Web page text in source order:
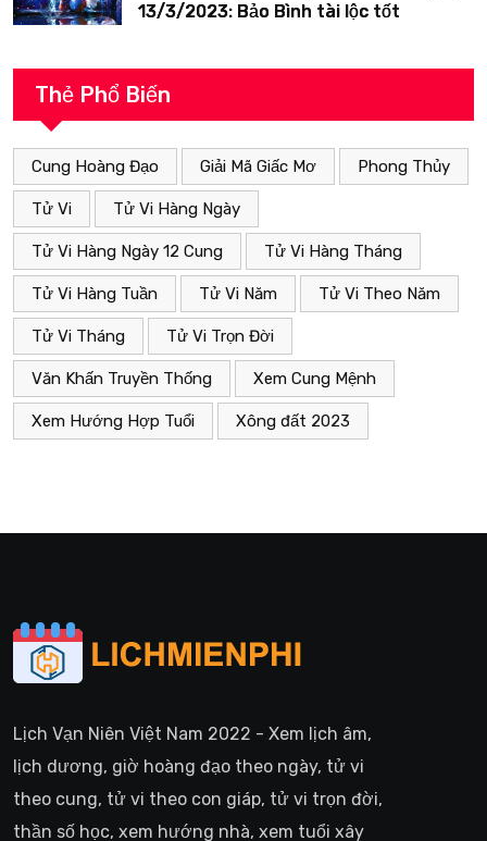
13/3/2023: Bảo Bình tài lộc tốt
Thẻ Phổ Biến
Cung Hoàng Đạo Giải Mã Giấc Mơ Phong Thủy
Tử Vi Tử Vi Hàng Ngày
Tử Vi Hàng Ngày 12 Cung Tử Vi Hàng Tháng
Tử Vi Hàng Tuần Tử Vi Năm Tử Vi Theo Năm
Tử Vi Tháng Tử Vi Trọn Đời
Văn Khấn Truyền Thống Xem Cung Mệnh
Xem Hướng Hợp Tuổi Xông đất 2023
Lịch Vạn Niên Việt Nam 2022 - Xem lịch âm,
lịch dương, giờ hoàng đạo theo ngày, tử vi
theo cung, tử vi theo con giáp, tử vi trọn đời,
thần số học, xem hướng nhà, xem tuổi xây